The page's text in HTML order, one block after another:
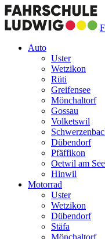
Auto
Uster
Wetzikon
Rüti
Greifensee
Mönchaltorf
Gossau
Volketswil
Dübendorf
Pfäffikon
Oetwil am See
Hinwil
Motorrad
Uster
Wetzikon
Dübendorf
Stäfa
Mönchaltorf